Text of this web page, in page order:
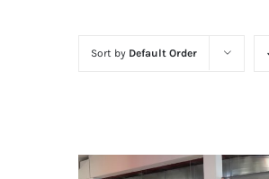
Sort by Default Order